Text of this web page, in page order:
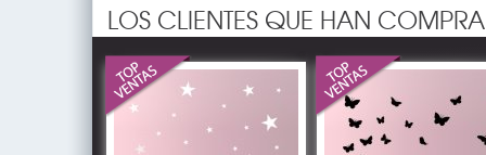
LOS CLIENTES QUE HAN